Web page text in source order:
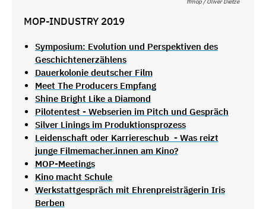
ffmop / Oliver Dietze
MOP-INDUSTRY 2019
Symposium: Evolution und Perspektiven des
Geschichtenerzählens
Dauerkolonie deutscher Film
Meet The Producers Empfang
Shine Bright Like a Diamond
Pilotentest - Webserien im Pitch und Gespräch
Silver Linings im Produktionsprozess
Leidenschaft oder Karriereschub - Was reizt
junge Filmemacher.innen am Kino?
MOP-Meetings
Kino macht Schule
Werkstattgespräch mit Ehrenpreisträgerin Iris
Berben